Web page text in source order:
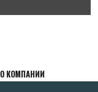
О КОМПАНИИ